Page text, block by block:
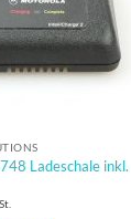
Ladeschale inkl.